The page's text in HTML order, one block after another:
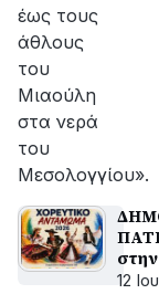
έως τους
άθλους
του
Μιαούλη
στα νερά
του
Μεσολογγίου».
12